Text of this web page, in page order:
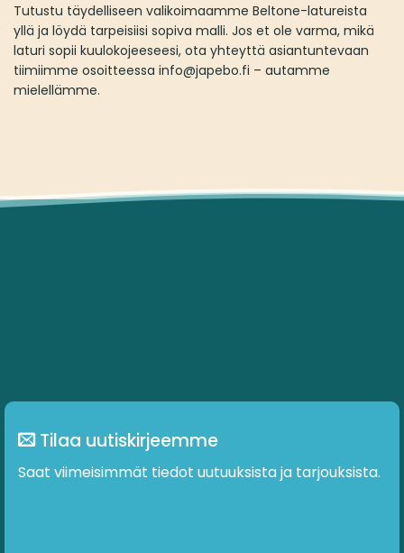
Tutustu täydelliseen valikoimaamme Beltone-latureista
yllä ja löydä tarpeisiisi sopiva malli. Jos et ole varma, mikä
laturi sopii kuulokojeeseesi, ota yhteyttä asiantuntevaan
tiimiimme osoitteessa info@japebo.fi – autamme
mielellämme.
Tilaa uutiskirjeemme
Saat viimeisimmät tiedot uutuuksista ja tarjouksista.